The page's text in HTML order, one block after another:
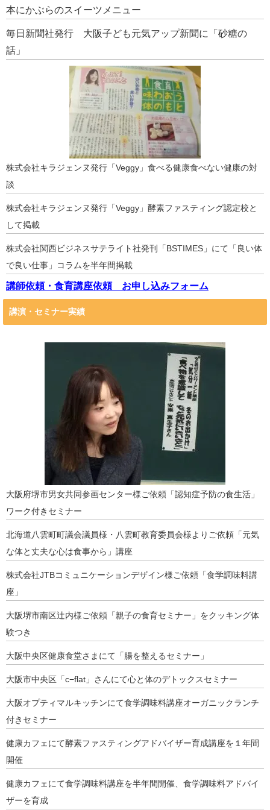
本にかぶらのスイーツメニュー
毎日新聞社発行 大阪子ども元気アップ新聞に「砂糖の
話」
株式会社キラジェンヌ発行「Veggy」食べる健康食べない健康の対
談
株式会社キラジェンヌ発行「Veggy」酵素ファスティング認定校と
して掲載
株式会社関西ビジネスサテライト社発刊「BSTIMES」にて「良い体
で良い仕事」コラムを半年間掲載
講師依頼・食育講座依頼 お申し込みフォーム
講演・セミナー実績
大阪府堺市男女共同参画センター様ご依頼「認知症予防の食生活」
ワーク付きセミナー
北海道八雲町町議会議員様・八雲町教育委員会様よりご依頼「元気
な体と丈夫な心は食事から」講座
株式会社JTBコミュニケーションデザイン様ご依頼「食学調味料講
座」
大阪堺市南区辻内様ご依頼「親子の食育セミナー」をクッキング体
験つき
大阪中央区健康食堂さまにて「腸を整えるセミナー」
大阪市中央区「c−flat」さんにて心と体のデトックスセミナー
大阪オプティマルキッチンにて食学調味料講座オーガニックランチ
付きセミナー
健康カフェにて酵素ファスティングアドバイザー育成講座を１年間
開催
健康カフェにて食学調味料講座を半年間開催、食学調味料アドバイ
ザーを育成